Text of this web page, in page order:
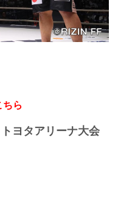
ら
ヨタアリーナ大会